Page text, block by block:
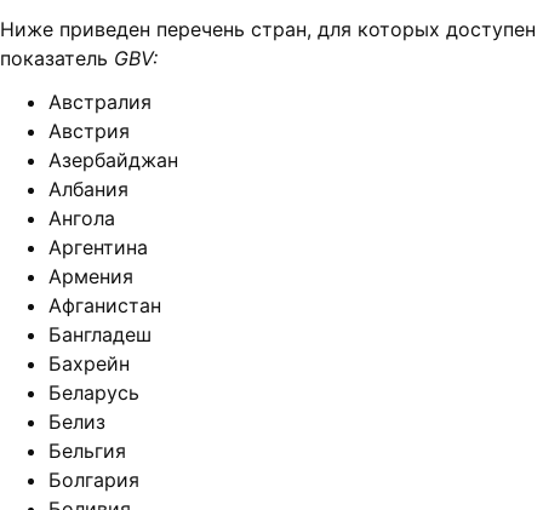
Ниже приведен перечень стран, для которых доступен
показатель GBV:
Австралия
Австрия
Азербайджан
Албания
Ангола
Аргентина
Армения
Афганистан
Бангладеш
Бахрейн
Беларусь
Белиз
Бельгия
Болгария